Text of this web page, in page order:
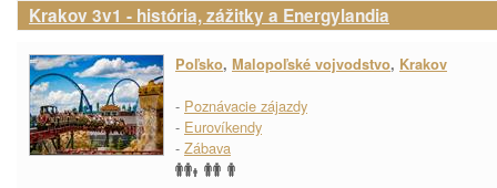
Krakov 3v1 - história, zážitky a Energylandia
Poľsko, Malopoľské vojvodstvo, Krakov
- Poznávacie zájazdy
- Eurovíkendy
- Zábava